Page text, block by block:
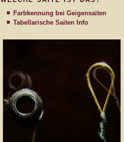
Farbkennung bei Geigensaiten
Tabellarische Saiten Info